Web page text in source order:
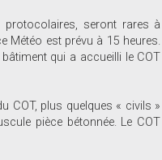
protocolaires, seront rares à
Météo est prévu à 15 heures.
qui a accueilli le COT
COT, plus quelques « civils »
pièce bétonnée. Le COT